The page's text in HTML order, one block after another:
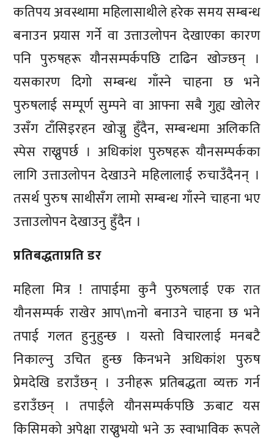
कतिपय अवस्थामा महिलासाथीले हरेक समय सम्बन्ध
बनाउन प्रयास गर्ने वा उत्ताउलोपन देखाएका कारण
पनि पुरुषहरू यौनसम्पर्कपछि टाढिन खोज्छन् ।
यसकारण दिगो सम्बन्ध गाँस्ने चाहना छ भने
पुरुषलाई सम्पूर्ण सुम्पने वा आफ्ना सबै गुह्य खोलेर
उसँग टाँसिइरहन खोज्नु हुँदैन, सम्बन्धमा अलिकति
स्पेस राख्नुपर्छ । अधिकांश पुरुषहरू यौनसम्पर्कका
लागि उत्ताउलोपन देखाउने महिलालाई रुचाउँदैनन् ।
तसर्थ पुरुष साथीसँग लामो सम्बन्ध गाँस्ने चाहना भए
उत्ताउलोपन देखाउनु हुँदैन ।
प्रतिबद्धताप्रति डर
महिला मित्र ! तापाईमा कुनै पुरुषलाई एक रात
यौनसम्पर्क राखेर आप\mनो बनाउने चाहना छ भने
तपाई गलत हुनुहुन्छ । यस्तो विचारलाई मनबटै
निकाल्नु उचित हुन्छ किनभने अधिकांश पुरुष
प्रेमदेखि डराउँछन् । उनीहरू प्रतिबद्धता व्यक्त गर्न
डराउँछन् । तपाईंले यौनसम्पर्कपछि ऊबाट यस
किसिमको अपेक्षा राख्नुभयो भने ऊ स्वाभाविक रूपले